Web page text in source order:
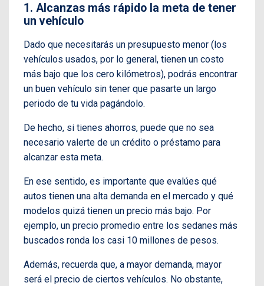
1. Alcanzas más rápido la meta de tener
un vehículo
Dado que necesitarás un presupuesto menor (los
vehículos usados, por lo general, tienen un costo
más bajo que los cero kilómetros), podrás encontrar
un buen vehículo sin tener que pasarte un largo
periodo de tu vida pagándolo.
De hecho, si tienes ahorros, puede que no sea
necesario valerte de un crédito o préstamo para
alcanzar esta meta.
En ese sentido, es importante que evalúes qué
autos tienen una alta demanda en el mercado y qué
modelos quizá tienen un precio más bajo. Por
ejemplo, un precio promedio entre los sedanes más
buscados ronda los casi 10 millones de pesos.
Además, recuerda que, a mayor demanda, mayor
será el precio de ciertos vehículos. No obstante,